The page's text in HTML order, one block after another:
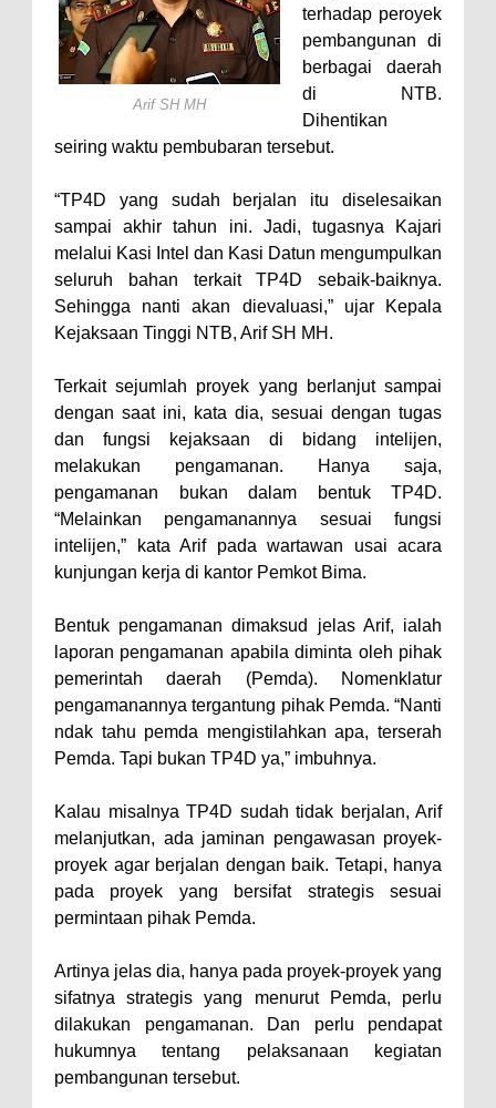
Nobar Piala Dunia Argentina vs
Inggris, Polres Bima Pererat
Silaturahmi dengan Masyarakat
Antusiasnya Warga dan Polisi
Nobar Bareng Laga Prancis vs
Spanyol di Mapolres Bima
Wali Kota Bima Tinjau Finalisasi
Pembangunan RSUD Kota Bima,
Pastikan Pemindahan Layanan
Berjalan Bertahap
Polres Bima Bantu Warga Padolo
Atasi Krisis Air Bersih
Wali Kota Bima Tinjau Rumah
Warga Tidak Layak Huni di
Kelurahan Oi Mbo, Dorong
Percepatan Bantuan BSPS
Konsultasikan Usulan Inpres
Jalan Daerah 2026 dan
Persiapan DAK 2027 ke BPJN
NTB
Wali Kota Tekankan Disiplin ASN
Wali Kota Bima Hadiri Rakornas
Kelautan dan Perikanan
Pemkot Jawab Pandangan
Umum Fraksi DPRD terhadap
Pelaksanaan APBD Kota Bima
Pimpin Upacara HUT
Bhayangkara Ke-80, Kapolres
Bima: Jadikan Tugas Sebagai
Arif SH MH
terhadap peroyek
pembangunan di
berbagai daerah
di NTB.
Dihentikan
seiring waktu pembubaran tersebut.
“TP4D yang sudah berjalan itu diselesaikan
sampai akhir tahun ini. Jadi, tugasnya Kajari
melalui Kasi Intel dan Kasi Datun mengumpulkan
seluruh bahan terkait TP4D sebaik-baiknya.
Sehingga nanti akan dievaluasi,” ujar Kepala
Kejaksaan Tinggi NTB, Arif SH MH.
Terkait sejumlah proyek yang berlanjut sampai
dengan saat ini, kata dia, sesuai dengan tugas
dan fungsi kejaksaan di bidang intelijen,
melakukan pengamanan. Hanya saja,
pengamanan bukan dalam bentuk TP4D.
“Melainkan pengamanannya sesuai fungsi
intelijen,” kata Arif pada wartawan usai acara
kunjungan kerja di kantor Pemkot Bima.
Bentuk pengamanan dimaksud jelas Arif, ialah
laporan pengamanan apabila diminta oleh pihak
pemerintah daerah (Pemda). Nomenklatur
pengamanannya tergantung pihak Pemda. “Nanti
ndak tahu pemda mengistilahkan apa, terserah
Pemda. Tapi bukan TP4D ya,” imbuhnya.
Kalau misalnya TP4D sudah tidak berjalan, Arif
melanjutkan, ada jaminan pengawasan proyek-
proyek agar berjalan dengan baik. Tetapi, hanya
pada proyek yang bersifat strategis sesuai
permintaan pihak Pemda.
Artinya jelas dia, hanya pada proyek-proyek yang
sifatnya strategis yang menurut Pemda, perlu
dilakukan pengamanan. Dan perlu pendapat
hukumnya tentang pelaksanaan kegiatan
pembangunan tersebut.